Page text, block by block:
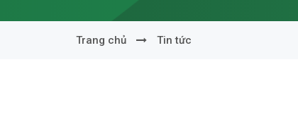
Trang chủ Tin tức